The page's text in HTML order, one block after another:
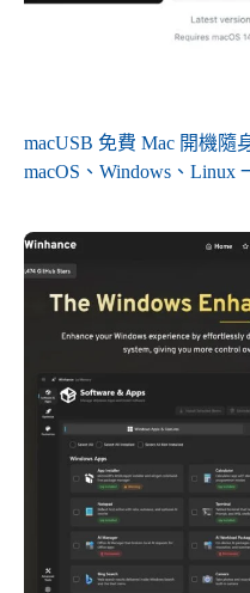
macUSB 免費 Mac 開機隨
macOS、Windows、Linux